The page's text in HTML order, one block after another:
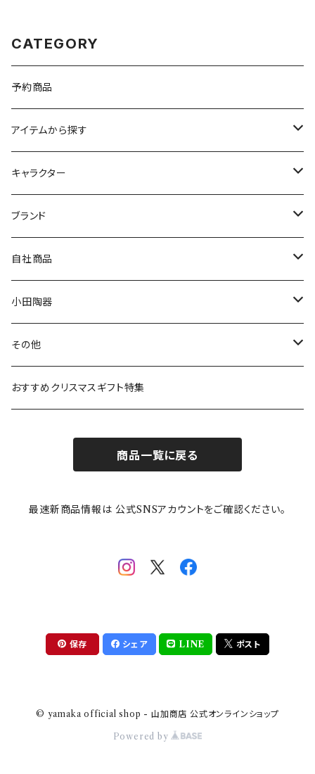
CATEGORY
予約商品
アイテムから探す
九谷焼
マグ＆カップ
プレート
ボウル
ガラスウェア
カトラリー
キャラクター
ムーミン
80th記念アイテム
リトルミイの日記念アイテム
MOOMIN ANIMATION
スヌーピー
ピーターラビット
ポケットモンスター
mofusand（モフサンド）
mofsand×日比谷花壇
ちびまる子ちゃんandクレヨンしんちゃん
ブランド
LA AMYS(エミーズ)
LISA LARSON(リサラーソン)
LAURA ASHLEY(ローラ アシュレイ)
Finlayson(フィンレイソン)
HANAE MORI(ハナエモリ)
THE BEATLES(ザ・ビートルズ)
【山加商店×yaeko】migratory bird
自社商品
ねこ企画
Cecera(セセラ)
CELEC(セレック)
隅切り重箱
HAPPY DINING(ハッピーダイニング)
小田陶器
さざなみ
吉祥
メイメイウェア
SoSo(ソソ）
その他
リサイクル食器
おすすめクリスマスギフト特集
商品一覧に戻る
最速新商品情報は 公式SNSアカウントをご確認ください。
保存 シェア LINE ポスト
© yamaka official shop - 山加商店 公式オンラインショップ
Powered by